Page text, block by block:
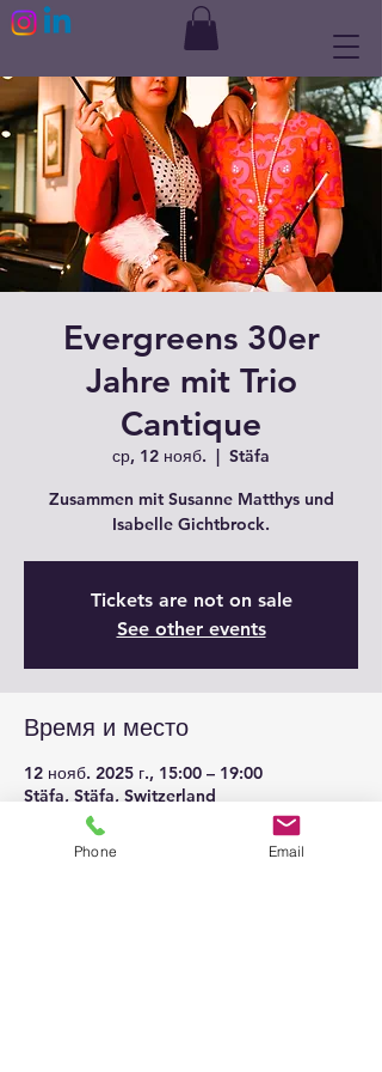
Evergreens 30er
Jahre mit Trio
Cantique
ср, 12 нояб.
  |
Stäfa
Zusammen mit Susanne Matthys und
Isabelle Gichtbrock.
Tickets are not on sale
See other events
Время и место
12 нояб. 2025 г., 15:00 – 19:00
Stäfa, Stäfa, Switzerland
Phone Email